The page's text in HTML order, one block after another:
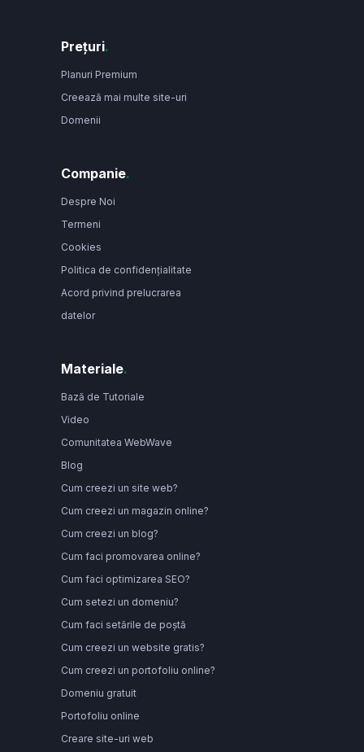
Companie.
Despre Noi
Termeni
Cookies
Politica de confidențialitate
Acord privind prelucrarea
datelor
Materiale.
Bază de Tutoriale
Video
Comunitatea WebWave
Blog
Cum creezi un site web?
Cum creezi un magazin online?
Cum creezi un blog?
Cum faci promovarea online?
Cum faci optimizarea SEO?
Cum setezi un domeniu?
Cum faci setările de poștă
Cum creezi un website gratis?
Cum creezi un portofoliu online?
Domeniu gratuit
Portofoliu online
Creare site-uri web
Prețuri.
Planuri Premium
Creează mai multe site-uri
Domenii